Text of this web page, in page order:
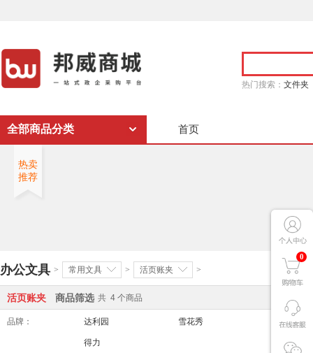
热门搜索： 文件夹
0
全部商品分类 首页
热卖
推荐
办公文具 > 常用文具 > 活页账夹 >
活页账夹 商品筛选 共 4 个商品
品牌： 达利园 雪花秀 舒适达/
得力